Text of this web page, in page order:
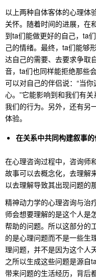
以上两种自体客体的心理体
关怀。随着时间的进展，在
到ta们能做更好的自己，ta
己的情绪。最终，ta们能够
达自己的需要、去要求争取
音，ta们也同样能拒绝那些
可以对自己的伴侣说：“当
心。”它能影响到和我们有
我们的行为。另外，还有另
体验。
在关系中共同构建叙事
在心理咨询过程中，咨询师
故事可以去概念化，去理解
以去理解导致其出现问题的
精神动力学的心理咨询与治
师会想要理解的是这个人是
帮助的问题。所以这部分的
的是心理问题而不是一些生
理问题，并不是因为这个人
之所以生成这些问题是源自
带来问题的生活经历，背后